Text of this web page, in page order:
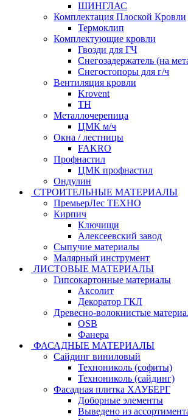
ШИНГЛАС
Комплектация Плоской Кровли
Термоклип
Комплектующие кровли
Гвозди для ГЧ
Снегозадержатель (на
Снегостопоры для г/ч
Вентиляция кровли
Krovent
ТН
Металлочерепица
ЦМК м/ч
Окна / лестницы
FAKRO
Профнастил
ЦМК профнастил
Ондулин
СТРОИТЕЛЬНЫЕ МАТЕРИАЛЫ
ПремьерЛес ТЕХНО
Кирпич
Ключищи
Алексеевский завод
Сыпучие материалы
Малярный инструмент
ЛИСТОВЫЕ МАТЕРИАЛЫ
Гипсокартонные материалы
Аксолит
Декоратор ГКЛ
Древесно-волокнистые
OSB
Фанера
ФАСАДНЫЕ МАТЕРИАЛЫ
Сайдинг виниловый
Технониколь (софиты)
Технониколь (сайдинг)
Фасадная плитка ХАУБЕРГ
Доборные элементы
Выведено из